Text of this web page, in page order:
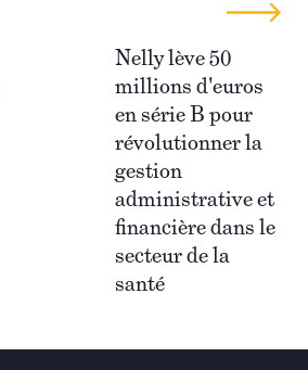
Nelly lève 50
millions d'euros
en série B pour
révolutionner la
gestion
administrative et
financière dans le
secteur de la
santé